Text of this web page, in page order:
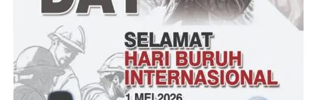
Ketua DPD KWRI Prov. Lampung, Munzir menambahkan, Ia
berharap sinergitas antara Pemerintah dengan para rekan
wartawan di junjung tinggi sesuai dengan porsinya masing-
masing, dan terus saling menghargai.